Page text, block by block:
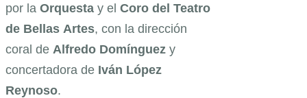
por la Orquesta y el Coro del Teatro
de Bellas Artes, con la dirección
coral de Alfredo Domínguez y
concertadora de Iván López
Reynoso.